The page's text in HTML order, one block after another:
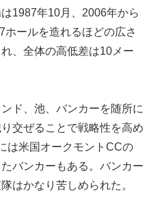
1987年10月、2006年から
ホールを造れるほどの広さ
、全体の高低差は10メー
ド、池、バンカーを随所に
交ぜることで戦略性を高め
は米国オークモントCCの
バンカーもある。バンカー
はかなり苦しめられた。